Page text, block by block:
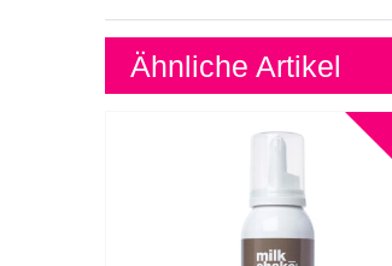
Ähnliche Artikel